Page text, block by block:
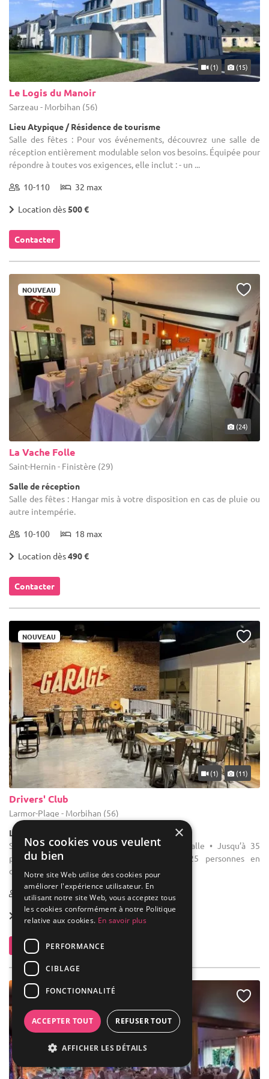
(1) (15)
Le Logis du Manoir
Sarzeau - Morbihan (56)
Lieu Atypique / Résidence de tourisme
Salle des fêtes : Pour vos événements, découvrez une salle de
réception entièrement modulable selon vos besoins. Équipée pour
répondre à toutes vos exigences, elle inclut : - un ...
10-110 32 max
Location dès500 €
Contacter
NOUVEAU
(24)
La Vache Folle
Saint-Hernin - Finistère (29)
Salle de réception
Salle des fêtes : Hangar mis à votre disposition en cas de pluie ou
autre intempérie.
10-100 18 max
Location dès490 €
Contacter
NOUVEAU
(1) (11)
Drivers' Club
Larmor-Plage - Morbihan (56)
Lieu Atypique / Restaurant / Club
Salle des fêtes : Capacité d’accueil petite salle • Jusqu’à 35
personnes en apéritif dînatoire • Jusqu’à 25 personnes en
configuration repas Capacité d’accueil de la ...
1-100
Location dès 300 €
Contacter
×
Nos cookies vous veulent
du bien
Notre site Web utilise des cookies pour
améliorer l'expérience utilisateur. En
utilisant notre site Web, vous acceptez tous
les cookies conformément à notre Politique
relative aux cookies. En savoir plus
PERFORMANCE
CIBLAGE
FONCTIONNALITÉ
ACCEPTER TOUT REFUSER TOUT
AFFICHER LES DÉTAILS